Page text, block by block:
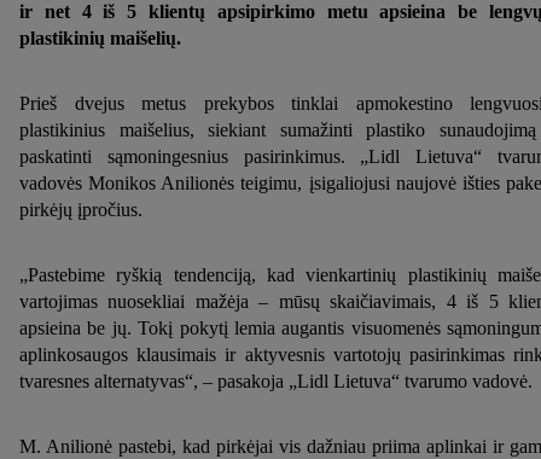
ir net 4 iš 5 klientų apsipirkimo metu apsieina be
plastikinių maišelių.
Prieš dvejus metus prekybos tinklai apmokestino
plastikinius maišelius, siekiant sumažinti plastiko
paskatinti sąmoningesnius pasirinkimus. „Lidl Lietuva“
vadovės Monikos Anilionės teigimu, įsigaliojusi naujovė išties
pirkėjų įpročius.
„Pastebime ryškią tendenciją, kad vienkartinių plastikinių
vartojimas nuosekliai mažėja – mūsų skaičiavimais, 4 iš 5
apsieina be jų. Tokį pokytį lemia augantis visuomenės
aplinkosaugos klausimais ir aktyvesnis vartotojų pasirinkimas
tvaresnes alternatyvas“, – pasakoja „Lidl Lietuva“ tvarumo vadovė.
M. Anilionė pastebi, kad pirkėjai vis dažniau priima aplinkai ir